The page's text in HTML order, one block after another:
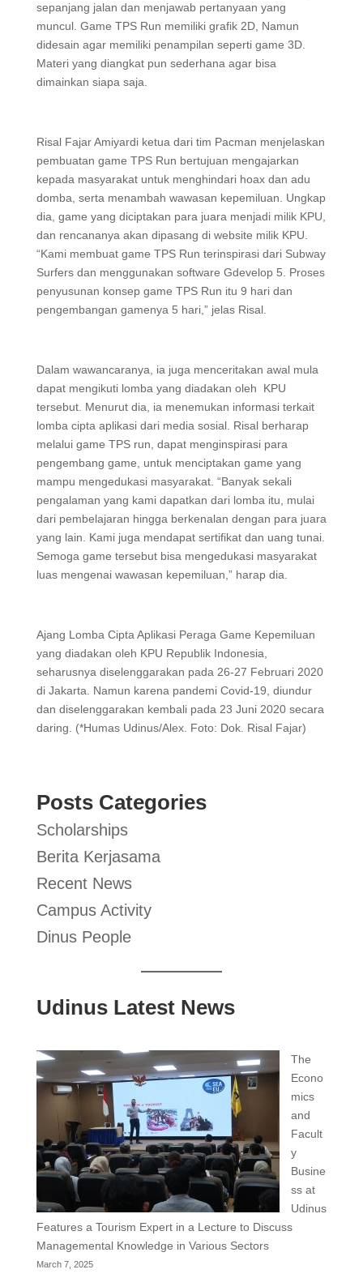
sepanjang jalan dan menjawab pertanyaan yang
muncul. Game TPS Run memiliki grafik 2D, Namun
didesain agar memiliki penampilan seperti game 3D.
Materi yang diangkat pun sederhana agar bisa
dimainkan siapa saja.
Risal Fajar Amiyardi ketua dari tim Pacman menjelaskan
pembuatan game TPS Run bertujuan mengajarkan
kepada masyarakat untuk menghindari hoax dan adu
domba, serta menambah wawasan kepemiluan. Ungkap
dia, game yang diciptakan para juara menjadi milik KPU,
dan rencananya akan dipasang di website milik KPU.
“Kami membuat game TPS Run terinspirasi dari Subway
Surfers dan menggunakan software Gdevelop 5. Proses
penyusunan konsep game TPS Run itu 9 hari dan
pengembangan gamenya 5 hari,” jelas Risal.
Dalam wawancaranya, ia juga menceritakan awal mula
dapat mengikuti lomba yang diadakan oleh KPU
tersebut. Menurut dia, ia menemukan informasi terkait
lomba cipta aplikasi dari media sosial. Risal berharap
melalui game TPS run, dapat menginspirasi para
pengembang game, untuk menciptakan game yang
mampu mengedukasi masyarakat. “Banyak sekali
pengalaman yang kami dapatkan dari lomba itu, mulai
dari pembelajaran hingga berkenalan dengan para juara
yang lain. Kami juga mendapat sertifikat dan uang tunai.
Semoga game tersebut bisa mengedukasi masyarakat
luas mengenai wawasan kepemiluan,” harap dia.
Ajang Lomba Cipta Aplikasi Peraga Game Kepemiluan
yang diadakan oleh KPU Republik Indonesia,
seharusnya diselenggarakan pada 26-27 Februari 2020
di Jakarta. Namun karena pandemi Covid-19, diundur
dan diselenggarakan kembali pada 23 Juni 2020 secara
daring. (*Humas Udinus/Alex. Foto: Dok. Risal Fajar)
Posts Categories
Scholarships
Berita Kerjasama
Recent News
Campus Activity
Dinus People
Udinus Latest News
The
Econo
mics
and
Facult
y
Busine
ss at
Udinus
Features a Tourism Expert in a Lecture to Discuss
Managemental Knowledge in Various Sectors
March 7, 2025